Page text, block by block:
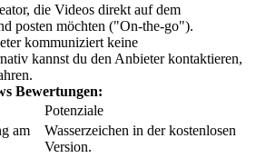
die Videos direkt auf dem
posten möchten ("On-the-go").
kommuniziert keine
kannst du den Anbieter kontaktieren,
Bewertungen:
Potenziale
am
Wasserzeichen in der kostenlosen
Version.